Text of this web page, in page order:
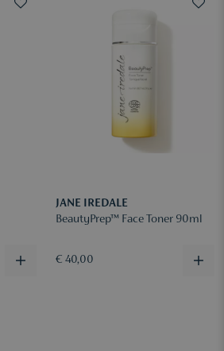
JANE IREDALE
BeautyPrep™ Face Toner 90ml
€ 40,00